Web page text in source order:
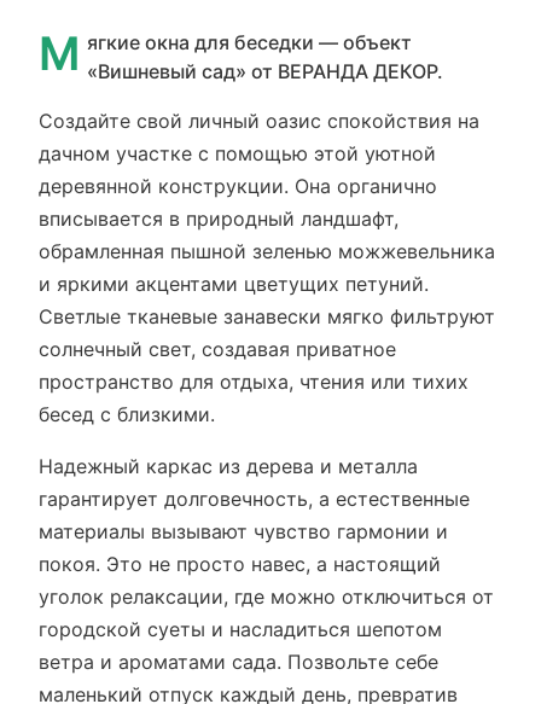
М ягкие окна для беседки — объект
«Вишневый сад» от ВЕРАНДА ДЕКОР.
Создайте свой личный оазис спокойствия на
дачном участке с помощью этой уютной
деревянной конструкции. Она органично
вписывается в природный ландшафт,
обрамленная пышной зеленью можжевельника
и яркими акцентами цветущих петуний.
Светлые тканевые занавески мягко фильтруют
солнечный свет, создавая приватное
пространство для отдыха, чтения или тихих
бесед с близкими.
Надежный каркас из дерева и металла
гарантирует долговечность, а естественные
материалы вызывают чувство гармонии и
покоя. Это не просто навес, а настоящий
уголок релаксации, где можно отключиться от
городской суеты и насладиться шепотом
ветра и ароматами сада. Позвольте себе
маленький отпуск каждый день, превратив